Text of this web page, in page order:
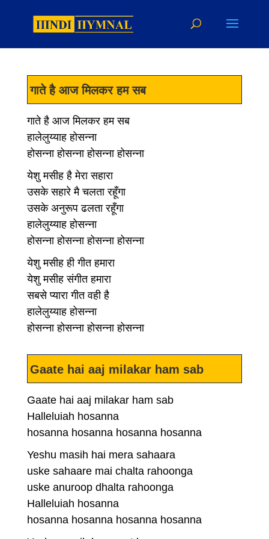
गाते है आज मिलकर हम सब
गाते है आज मिलकर हम सब
हालेलुय्याह होसन्ना
होसन्ना होसन्ना होसन्ना होसन्ना
येशु मसीह है मेरा सहारा
उसके सहारे मै चलता रहूँगा
उसके अनुरूप ढलता रहूँगा
हालेलुय्याह होसन्ना
होसन्ना होसन्ना होसन्ना होसन्ना
येशु मसीह ही गीत हमारा
येशु मसीह संगीत हमारा
सबसे प्यारा गीत वही है
हालेलुय्याह होसन्ना
होसन्ना होसन्ना होसन्ना होसन्ना
Gaate hai aaj milakar ham sab
Gaate hai aaj milakar ham sab
Halleluiah hosanna
hosanna hosanna hosanna hosanna
Yeshu masih hai mera sahaara
uske sahaare mai chalta rahoonga
uske anuroop dhalta rahoonga
Halleluiah hosanna
hosanna hosanna hosanna hosanna